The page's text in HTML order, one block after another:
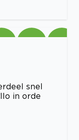
snel
in orde